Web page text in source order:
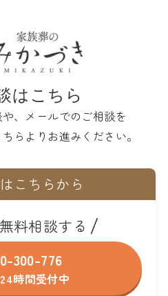
はこちら
、メールでのご相談を
らよりお進みください。
こちらから
料相談する
300-776
時間受付中